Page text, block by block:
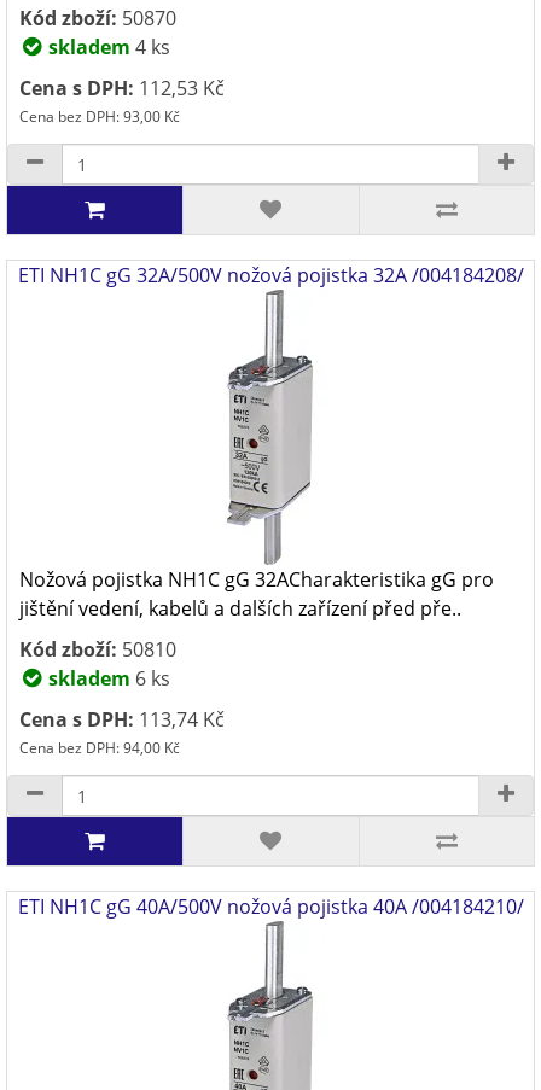
Kód zboží: 50870
skladem 4 ks
Cena s DPH: 112,53 Kč
Cena bez DPH: 93,00 Kč
ETI NH1C gG 32A/500V nožová pojistka 32A /004184208/
Nožová pojistka NH1C gG 32ACharakteristika gG pro
jištění vedení, kabelů a dalších zařízení před pře..
Kód zboží: 50810
skladem 6 ks
Cena s DPH: 113,74 Kč
Cena bez DPH: 94,00 Kč
ETI NH1C gG 40A/500V nožová pojistka 40A /004184210/